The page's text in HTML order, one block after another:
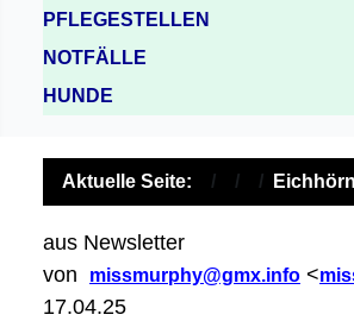
PFLEGESTELLEN
NOTFÄLLE
HUNDE
Aktuelle Seite:
aus Newsletter
von
missmurphy@gmx.info <
17.04.25